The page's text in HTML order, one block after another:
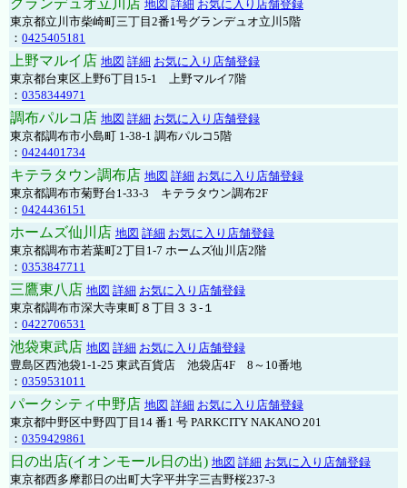
グランデュオ立川店 地図 詳細 お気に入り店舗登録
東京都立川市柴崎町三丁目2番1号グランデュオ立川5階
： 0425405181
上野マルイ店 地図 詳細 お気に入り店舗登録
東京都台東区上野6丁目15-1 上野マルイ7階
： 0358344971
調布パルコ店 地図 詳細 お気に入り店舗登録
東京都調布市小島町 1-38-1 調布パルコ5階
： 0424401734
キテラタウン調布店 地図 詳細 お気に入り店舗登録
東京都調布市菊野台1-33-3 キテラタウン調布2F
： 0424436151
ホームズ仙川店 地図 詳細 お気に入り店舗登録
東京都調布市若葉町2丁目1-7 ホームズ仙川店2階
： 0353847711
三鷹東八店 地図 詳細 お気に入り店舗登録
東京都調布市深大寺東町８丁目３３-１
： 0422706531
池袋東武店 地図 詳細 お気に入り店舗登録
豊島区西池袋1-1-25 東武百貨店 池袋店4F 8～10番地
： 0359531011
パークシティ中野店 地図 詳細 お気に入り店舗登録
東京都中野区中野四丁目14 番1 号 PARKCITY NAKANO 201
： 0359429861
日の出店(イオンモール日の出) 地図 詳細 お気に入り店舗登録
東京都西多摩郡日の出町大字平井字三吉野桜237-3